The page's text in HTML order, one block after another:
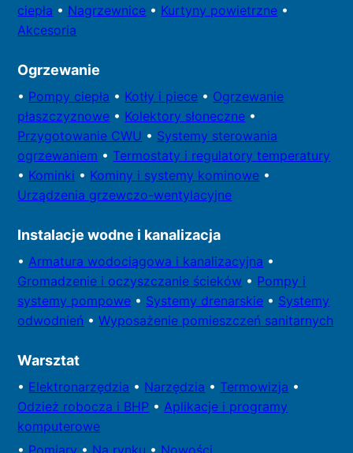
ciepła • Nagrzewnice • Kurtyny powietrzne •
Akcesoria
Ogrzewanie
• Pompy ciepła • Kotły i piece • Ogrzewanie
płaszczyznowe • Kolektory słoneczne •
Przygotowanie CWU • Systemy sterowania
ogrzewaniem • Termostaty i regulatory temperatury
• Kominki • Kominy i systemy kominowe •
Urządzenia grzewczo-wentylacyjne
Instalacje wodne i kanalizacja
•Armatura wodociągowa i kanalizacyjna •
Gromadzenie i oczyszczanie ścieków • Pompy i
systemy pompowe • Systemy drenarskie • Systemy
odwodnień •Wyposażenie pomieszczeń sanitarnych
Warsztat
• Elektronarzędzia • Narzędzia • Termowizja •
Odzież robocza i BHP •Aplikacje i programy
komputerowe